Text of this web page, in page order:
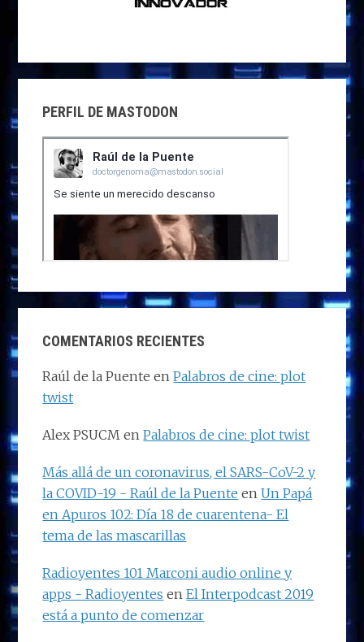
PERFIL DE MASTODON
COMENTARIOS RECIENTES
Raúl de la Puente enPalabros de cine: plot
twist
Alex PSUCM enPalabros de cine: plot twist
Más allá de un coronavirus, el SARS-CoV-2 y
la COVID-19 - Raúl de la Puente enUn Papá
en Apuros 102: Día 18 de cuarentena- El
tema de las mascarillas
Radioyentes 101 Marconi audio online y
apps - Radioyentes enEl Interpodcast 2019
está a punto de comenzar